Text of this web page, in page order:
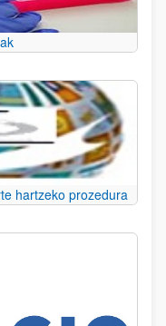
hartzeko prozedura